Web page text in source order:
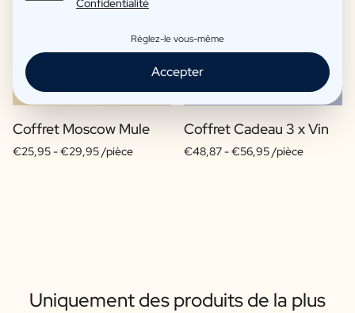
Coffret Moscow Mule
€25,95 -€29,95 /pièce
Coffret Cadeau 3 x Vin
€48,87 -€56,95 /pièce
Uniquement des produits de la plus
Confidentialité
Réglez-le vous-même
Accepter